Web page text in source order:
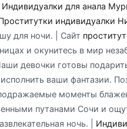
Индивидуалки для анала
индивидуалки
для ночи. | Cайт
и окунитесь в мир
девочки готовы
ваши фантазии.
моменты
путанами Сочи и
ночь. |